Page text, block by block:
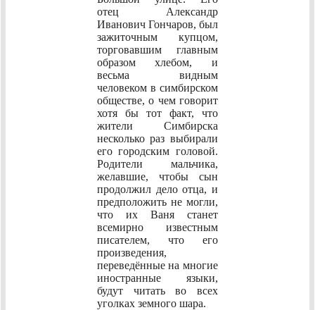
отец Александр
Иванович Гончаров, был
зажиточным купцом,
торговавшим главным
образом хлебом, и
весьма видным
человеком в симбирском
обществе, о чем говорит
хотя бы тот факт, что
жители Симбирска
несколько раз выбирали
его городским головой.
Родители мальчика,
желавшие, чтобы сын
продолжил дело отца, и
предположить не могли,
что их Ваня станет
всемирно известным
писателем, что его
произведения,
переведённые на многие
иностранные языки,
будут читать во всех
уголках земного шара.